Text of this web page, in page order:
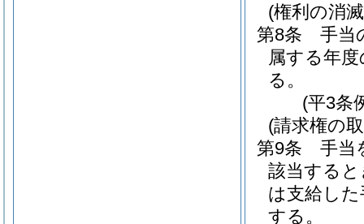
(権利の消
第8条
手当
属する年
る。
(平3条
(請求権の
第9条
手当
該当する
は支給し
する。